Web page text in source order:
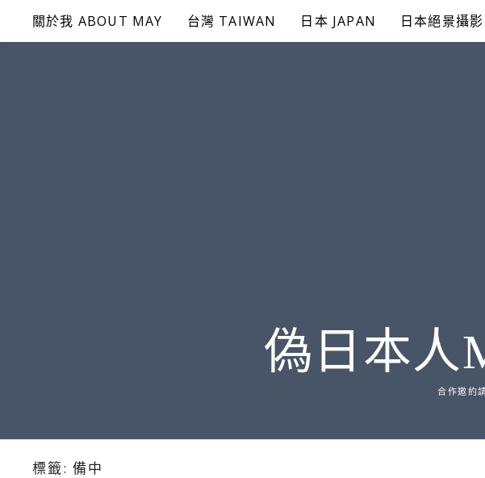
content
關於我 ABOUT MAY 台灣 TAIWAN 日本 JAPAN 日本絕景攝影
偽日本人
合作邀約
標籤: 備中